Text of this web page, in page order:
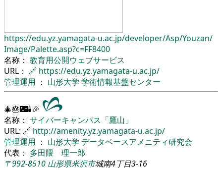
https://edu.yz.yamagata-u.ac.jp/developer/Asp/Youzan/
Image/Palette.asp?c=FF8400
名称： 教育用公開ウェブサービス
URL： 🔗 https://edu.yz.yamagata-u.ac.jp/
管理運用 ： 山形大学 学術情報基盤センター
🎄🎂🌃🕯🎉
名称： サイバーキャンパス「鷹山」
URL: 🔗 http://amenity.yz.yamagata-u.ac.jp/
管理運用 ： 山形大学 データベースアメニティ研究会
代表： 多田隈 理一郎
〒992-8510 山形県米沢市城南4丁目3-16